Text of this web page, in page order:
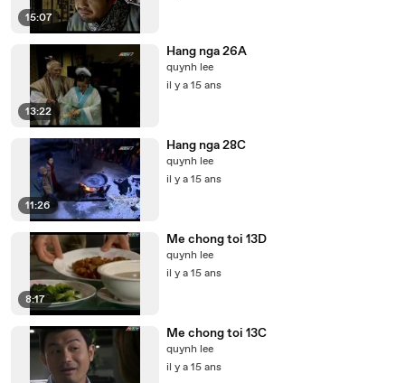
15:07
13:22
Hang nga 26A
quynh lee
il y a 15 ans
11:26
Hang nga 28C
quynh lee
il y a 15 ans
8:17
Me chong toi 13D
quynh lee
il y a 15 ans
Me chong toi 13C
quynh lee
il y a 15 ans